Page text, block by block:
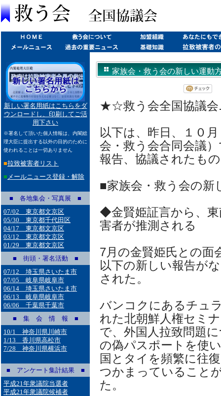
新しい署名用紙はこちらをダ
ウンロードし、印刷してご活
用下さい
※署名して頂いた個人情報は、内閣総
理大臣に提出する以外の目的のために
使われることは一切ありません
■拉致被害者リスト
■ メールニュース登録・解除
■ 各地集会・写真展 ■
07/02 東京都文京区
05/30 東京都千代田区
04/17 東京都文京区
03/12 東京都文京区
01/29 東京都文京区
■ 街頭・署名活動 ■
07/12 埼玉県さいたま市
07/05 岐阜県岐阜市
06/14 埼玉県さいたま市
06/13 岐阜県岐阜市
06/06 千葉県千葉市
■ 集 会 情 報 ■
10/1 神奈川県川崎市
1/13 香川県高松市
7/28 神奈川県横浜市
■ アンケート集計結果 ■
平成21年衆議院当選者
平成21年衆議院候補者
家族会・救う会の新しい運動
★☆救う会全国協議
以下は、昨日、１０
会・救う会合同会議
報告、協議されたも
■家族会・救う会の新
◆金賢姫証言から、
害者が推測される
7月の金賢姫氏との面
以下の新しい報告がな
された。
バンコクにあるチュ
れた北朝鮮人権セミ
で、外国人拉致問題
の偽パスポートを使
国とタイを頻繁に往
つかまっていること
た。